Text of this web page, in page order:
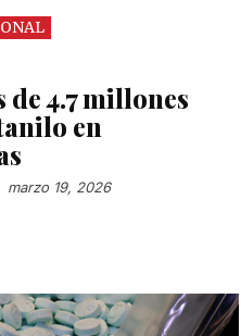
de 4.7 millones
en
marzo 19, 2026